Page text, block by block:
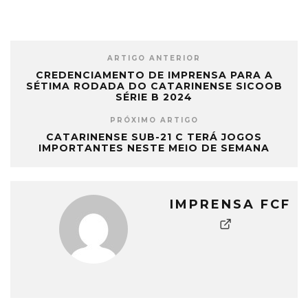
ARTIGO ANTERIOR
CREDENCIAMENTO DE IMPRENSA PARA A
SÉTIMA RODADA DO CATARINENSE SICOOB
SÉRIE B 2024
PRÓXIMO ARTIGO
CATARINENSE SUB-21 C TERÁ JOGOS
IMPORTANTES NESTE MEIO DE SEMANA
IMPRENSA FCF